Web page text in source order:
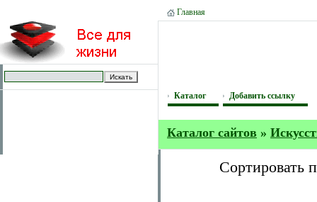
Главная
Каталог Добавить ссылку
Каталог сайтов »
Сортировать